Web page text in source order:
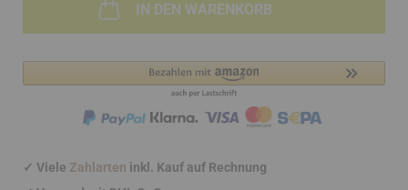
IN DEN WARENKORB
✓ Viele Zahlarten inkl. Kauf auf Rechnung